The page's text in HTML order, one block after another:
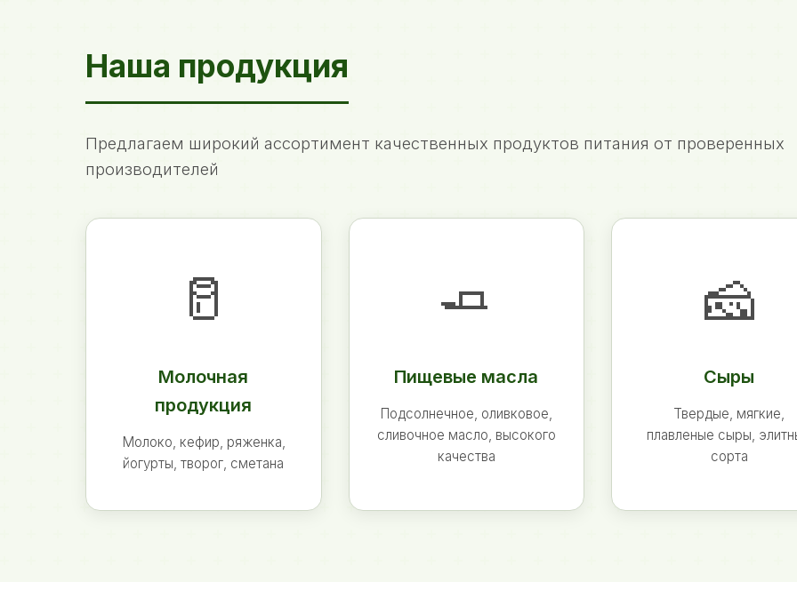
Наша продукция
Предлагаем широкий ассортимент качественных продуктов питания от проверенных
производителей
🥛
Молочная
продукция
Молоко, кефир, ряженка,
йогурты, творог, сметана
🧈
Пищевые масла
Подсолнечное, оливковое,
сливочное масло, высокого
качества
🧀
Сыры
Твердые, мягкие,
плавленые сыры,
сорта